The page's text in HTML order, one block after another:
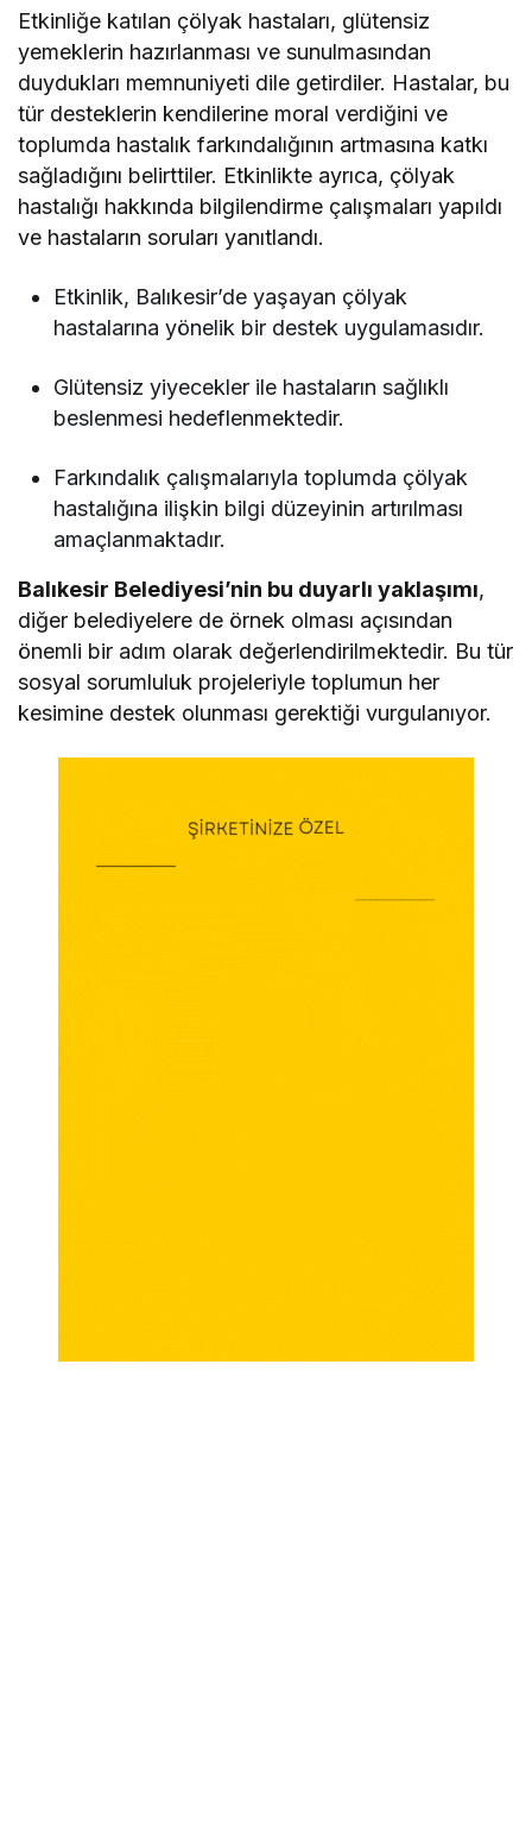
Etkinliğe katılan çölyak hastaları, glütensiz
yemeklerin hazırlanması ve sunulmasından
duydukları memnuniyeti dile getirdiler. Hastalar, bu
tür desteklerin kendilerine moral verdiğini ve
toplumda hastalık farkındalığının artmasına katkı
sağladığını belirttiler. Etkinlikte ayrıca, çölyak
hastalığı hakkında bilgilendirme çalışmaları yapıldı
ve hastaların soruları yanıtlandı.
Etkinlik, Balıkesir’de yaşayan çölyak
hastalarına yönelik bir destek uygulamasıdır.
Glütensiz yiyecekler ile hastaların sağlıklı
beslenmesi hedeflenmektedir.
Farkındalık çalışmalarıyla toplumda çölyak
hastalığına ilişkin bilgi düzeyinin artırılması
amaçlanmaktadır.
Balıkesir Belediyesi’nin bu duyarlı yaklaşımı,
diğer belediyelere de örnek olması açısından
önemli bir adım olarak değerlendirilmektedir. Bu tür
sosyal sorumluluk projeleriyle toplumun her
kesimine destek olunması gerektiği vurgulanıyor.